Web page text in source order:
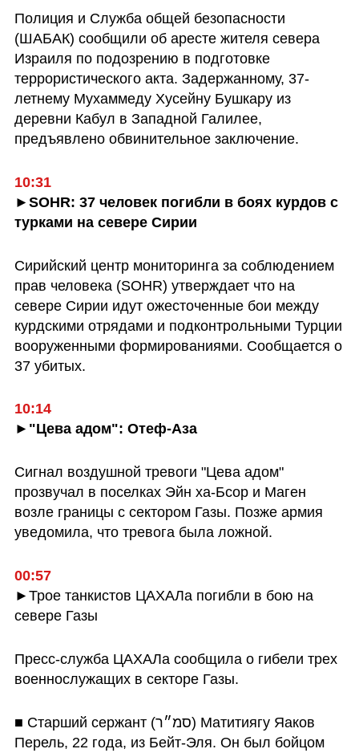
Полиция и Служба общей безопасности
(ШАБАК) сообщили об аресте жителя севера
Израиля по подозрению в подготовке
террористического акта. Задержанному, 37-
летнему Мухаммеду Хусейну Бушкару из
деревни Кабул в Западной Галилее,
предъявлено обвинительное заключение.
10:31
►SOHR: 37 человек погибли в боях курдов с
турками на севере Сирии
Сирийский центр мониторинга за соблюдением
прав человека (SOHR) утверждает что на
севере Сирии идут ожесточенные бои между
курдскими отрядами и подконтрольными Турции
вооруженными формированиями. Сообщается о
37 убитых.
10:14
►"Цева адом": Отеф-Аза
Сигнал воздушной тревоги "Цева адом"
прозвучал в поселках Эйн ха-Бсор и Маген
возле границы с сектором Газы. Позже армия
уведомила, что тревога была ложной.
00:57
► Трое танкистов ЦАХАЛа погибли в бою на
севере Газы
Пресс-служба ЦАХАЛа сообщила о гибели трех
военнослужащих в секторе Газы.
■ Старший сержант (סמ״ר) Матитиягу Яаков
Перель, 22 года, из Бейт-Эля. Он был бойцом